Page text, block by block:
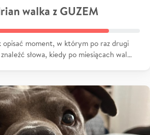
walka z GUZEM
opisać moment, w którym po raz drugi
słowa, kiedy po miesiącach wal…